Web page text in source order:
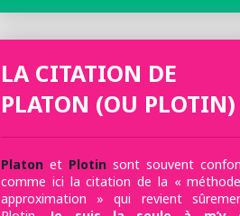
LA CITATION DE
PLATON (OU PLOTIN)
Platon et Plotin sont souvent
comme ici la citation de la «
approximation » qui revient